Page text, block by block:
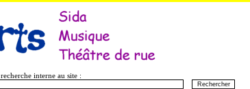
interne au site :